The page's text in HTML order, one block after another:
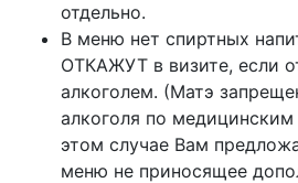
отдельно.
В меню нет спиртных
ОТКАЖУТ в визите, если
алкоголем. (Матэ
алкоголя по
этом случае Вам
меню не приносящее